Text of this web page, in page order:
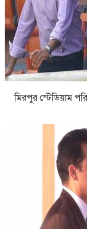
মিরপুর স্টেডিয়াম